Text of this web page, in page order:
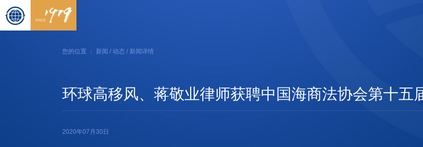
您的位置 ： 新闻 / 动态 / 新闻详情
环球高移风、蒋敬业律师获聘中国海商法协会第十五
2020年07月30日